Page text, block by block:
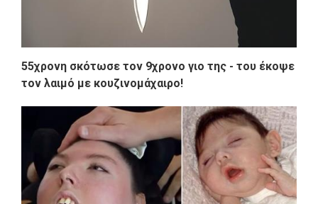
55χρονη σκότωσε τον 9χρονο γιο της - του έκοψε
τον λαιμό με κουζινομάχαιρο!